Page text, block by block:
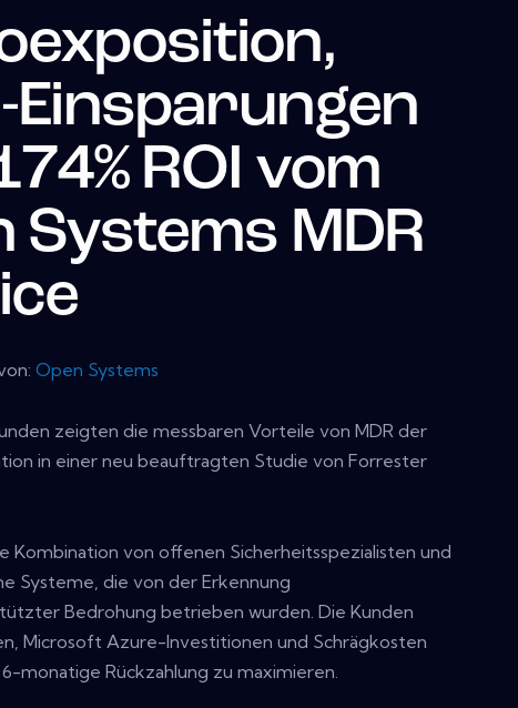
Einsparungen
ROI vom
Systems MDR
Open Systems
zeigten die messbaren Vorteile von MDR der
in einer neu beauftragten Studie von Forrester
Kombination von offenen Sicherheitsspezialisten und
Systeme, die von der Erkennung
Bedrohung betrieben wurden. Die Kunden
Microsoft Azure-Investitionen und Schrägkosten
monatige Rückzahlung zu maximieren.